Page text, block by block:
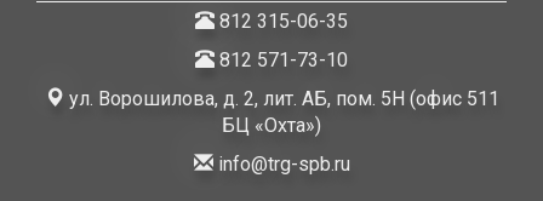
812 315-06-35
812 571-73-10
ул. Ворошилова, д. 2, лит. АБ, пом. 5Н (офис 511
БЦ «Охта»)
info@trg-spb.ru